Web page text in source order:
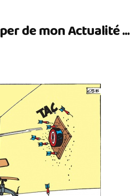
de mon Actualité ...